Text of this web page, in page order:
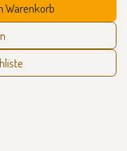
Warenkorb